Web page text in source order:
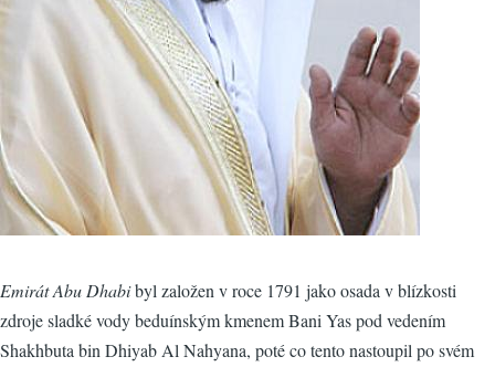
Emirát Abu Dhabibyl založen v roce 1791 jako osada v blízkosti
zdroje sladké vody beduínským kmenem Bani Yas pod vedením
Shakhbuta bin Dhiyab Al Nahyana, poté co tento nastoupil po svém